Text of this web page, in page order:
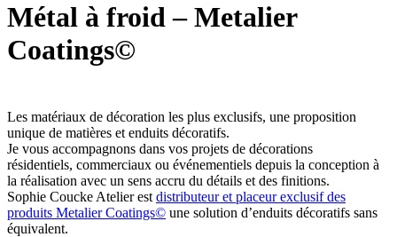
Métal à froid – Metalier
Coatings©
Les matériaux de décoration les plus exclusifs, une proposition
unique de matières et enduits décoratifs.
Je vous accompagnons dans vos projets de décorations
résidentiels, commerciaux ou événementiels depuis la conception à
la réalisation avec un sens accru du détails et des finitions.
Sophie Coucke Atelier est distributeur et placeur exclusif des
produits Metalier Coatings© une solution d’enduits décoratifs sans
équivalent.